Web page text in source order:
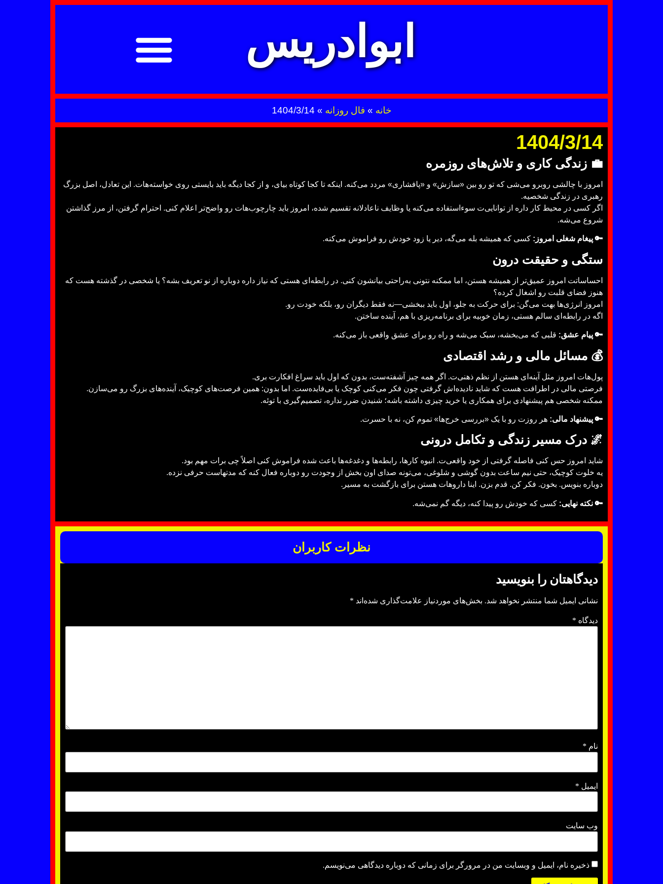
ابوادریس
خانه » فال روزانه »
1404/3/14
1404/3/14
💼 زندگی کاری و تلاش‌های روزمره
امروز با چالشی روبرو می‌شی که تو رو بین «سازش» و «پافشاری» مردد می‌کنه. اینکه تا کجا کوتاه بیای، و از کجا دیگه باید بایستی روی خواسته‌هات. این تعادل، اصل بزرگ
رهبری در زندگی شخصیه.
اگر کسی در محیط کار داره از توانایی‌ت سوءاستفاده می‌کنه یا وظایف ناعادلانه تقسیم شده، امروز باید چارچوب‌هات رو واضح‌تر اعلام کنی. احترام گرفتن، از مرز گذاشتن
شروع می‌شه.
🔑 پیغام شغلی امروز: کسی که همیشه بله می‌گه، دیر یا زود خودش رو فراموش می‌کنه.
ستگی و حقیقت درون
احساساتت امروز عمیق‌تر از همیشه هستن، اما ممکنه نتونی به‌راحتی بیانشون کنی. در رابطه‌ای هستی که نیاز داره دوباره از نو تعریف بشه؟ یا شخصی در گذشته هست که
هنوز فضای قلبت رو اشغال کرده؟
امروز انرژی‌ها بهت می‌گن: برای حرکت به جلو، اول باید ببخشی—نه فقط دیگران رو، بلکه خودت رو.
اگه در رابطه‌ای سالم هستی، زمان خوبیه برای برنامه‌ریزی با هم، آینده ساختن.
🔑 پیام عشق: قلبی که می‌بخشه، سبک می‌شه و راه رو برای عشق واقعی باز می‌کنه.
💰 مسائل مالی و رشد اقتصادی
پول‌هات امروز مثل آینه‌ای هستن از نظم ذهنی‌ت. اگر همه چیز آشفته‌ست، بدون که اول باید سراغ افکارت بری.
فرصتی مالی در اطرافت هست که شاید نادیده‌اش گرفتی چون فکر می‌کنی کوچک یا بی‌فایده‌ست. اما بدون: همین فرصت‌های کوچیک، آینده‌های بزرگ رو می‌سازن.
ممکنه شخصی هم پیشنهادی برای همکاری یا خرید چیزی داشته باشه؛ شنیدن ضرر نداره، تصمیم‌گیری با توئه.
🔑 پیشنهاد مالی: هر روزت رو با یک «بررسی خرج‌ها» تموم کن، نه با حسرت.
🌌 درک مسیر زندگی و تکامل درونی
شاید امروز حس کنی فاصله گرفتی از خود واقعی‌ت. انبوه کارها، رابطه‌ها و دغدغه‌ها باعث شده فراموش کنی اصلاً چی برات مهم بود.
یه خلوت کوچیک، حتی نیم ساعت بدون گوشی و شلوغی، می‌تونه صدای اون بخش از وجودت رو دوباره فعال کنه که مدتهاست حرفی نزده.
دوباره بنویس. بخون. فکر کن. قدم بزن. اینا داروهات هستن برای بازگشت به مسیر.
🔑 نکته نهایی: کسی که خودش رو پیدا کنه، دیگه گم نمی‌شه.
نظرات کاربران
دیدگاهتان را بنویسید
نشانی ایمیل شما منتشر نخواهد شد. بخش‌های موردنیاز علامت‌گذاری شده‌اند *
دیدگاه *
نام *
ایمیل *
وب‌ سایت
ذخیره نام، ایمیل و وبسایت من در مرورگر برای زمانی که دوباره دیدگاهی می‌نویسم.